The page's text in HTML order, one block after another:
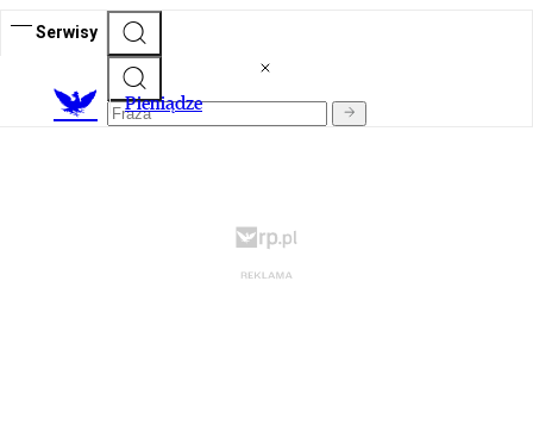
Serwisy
Pieniądze